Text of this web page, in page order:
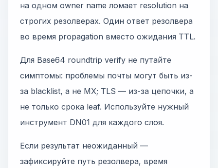
на одном owner name ломает resolution на
строгих резолверах. Один ответ резолвера
во время propagation вместо ожидания TTL.
Для Base64 roundtrip verify не путайте
симптомы: проблемы почты могут быть из-
за blacklist, а не MX; TLS — из-за цепочки, а
не только срока leaf. Используйте нужный
инструмент DN01 для каждого слоя.
Если результат неожиданный —
зафиксируйте путь резолвера, время